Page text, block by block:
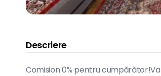
Descriere
Comision 0% pentru